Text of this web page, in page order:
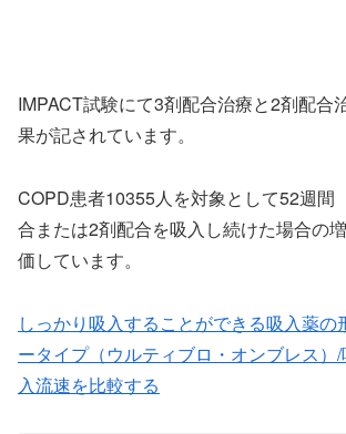
IMPACT試験にて3剤配合治療と2剤配合
果が記されています。
COPD患者10355人を対象として52週間
合または2剤配合を吸入し続けた場合の
価しています。
しっかり吸入することができる吸入薬の
ータイプ（ウルティブロ・オンブレス）
入流速を比較する